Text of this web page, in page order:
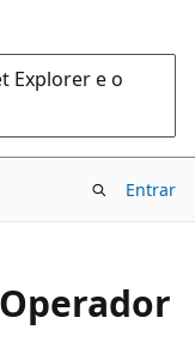
Explorer e o
Entrar